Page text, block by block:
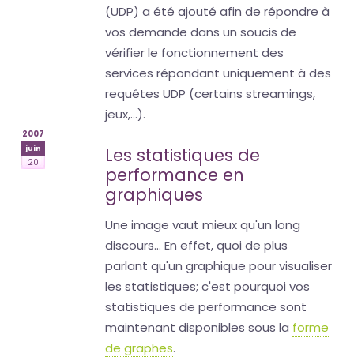
(UDP) a été ajouté afin de répondre à
vos demande dans un soucis de
vérifier le fonctionnement des
services répondant uniquement à des
requêtes UDP (certains streamings,
jeux,...).
2007
juin
20
Les statistiques de
performance en
graphiques
Une image vaut mieux qu'un long
discours... En effet, quoi de plus
parlant qu'un graphique pour visualiser
les statistiques; c'est pourquoi vos
statistiques de performance sont
maintenant disponibles sous la forme
de graphes.